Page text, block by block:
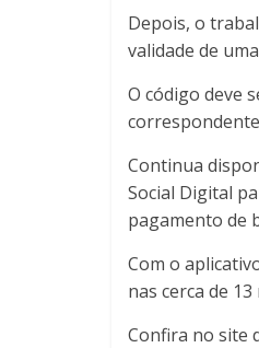
Depois, o
validade de
O código deve
Continua
Social Digital
pagamento de
Com o
nas cerca de
Confira no site